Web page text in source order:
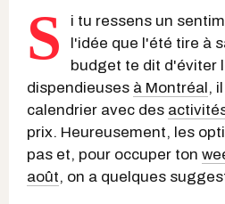
S
i tu ressens un
l'idée que l'été tire à
budget te dit d'éviter
dispendieuses à Montréal,
calendrier avec des
prix. Heureusement, les
pas et, pour occuper ton
août, on a quelques